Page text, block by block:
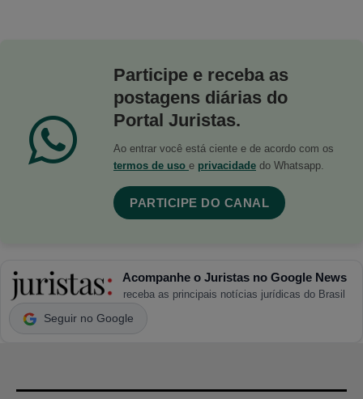
Participe e receba as
postagens diárias do
Portal Juristas.
Ao entrar você está ciente e de acordo com os
termos de uso e privacidade do Whatsapp.
PARTICIPE DO CANAL
Acompanhe o Juristas no Google News
receba as principais notícias jurídicas do Brasil
Seguir no Google